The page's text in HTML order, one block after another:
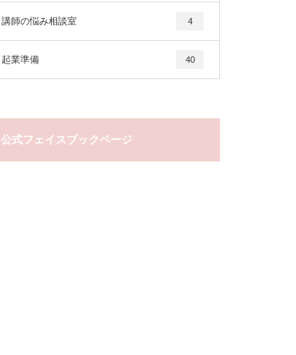
講師の悩み相談室 4
起業準備 40
公式フェイスブックページ